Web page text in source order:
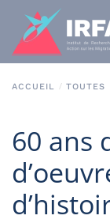
ACCUEIL TOUTES
60 ans